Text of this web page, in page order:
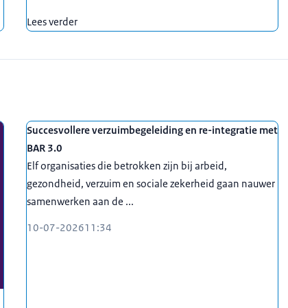
Lees verder
Succesvollere verzuimbegeleiding en re-integratie met
BAR 3.0
Elf organisaties die betrokken zijn bij arbeid,
gezondheid, verzuim en sociale zekerheid gaan nauwer
samenwerken aan de ...
10-07-202611:34